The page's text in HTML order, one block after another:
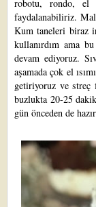
robotu, rondo, el
faydalanabiliriz.
Kum taneleri biraz
kullanırdım ama
devam ediyoruz.
aşamada çok el
getiriyoruz ve streç
buzlukta 20-25
gün önceden de